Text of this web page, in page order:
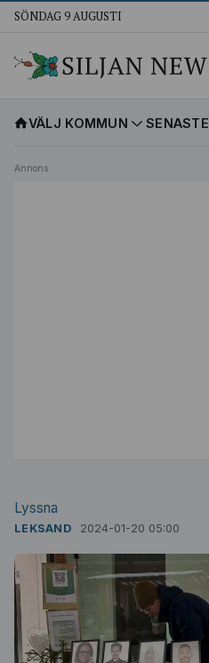
SÖNDAG 9 AUGUSTI
VÄLJ KOMMUN
Annons
Lyssna
LEKSAND 2024-01-20 05:00